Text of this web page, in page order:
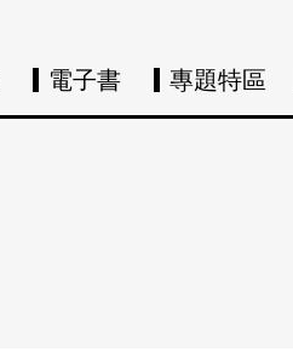
電子書 專題特區